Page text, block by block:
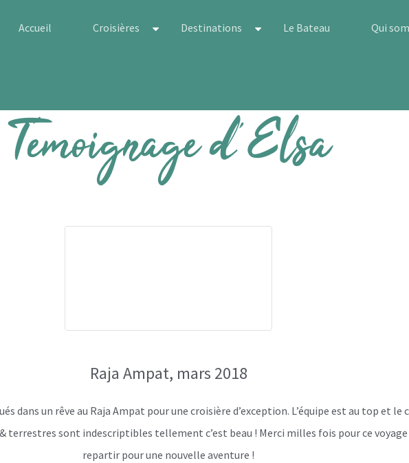
Accueil Croisières Destinations Le Bateau Qui
Témoignage d’Elsa
Raja Ampat, mars 2018
dans un rêve au Raja Ampat pour une croisière d’exception. L’équipe est au top et le
terrestres sont indescriptibles tellement c’est beau ! Merci milles fois pour ce voyage
repartir pour une nouvelle aventure !